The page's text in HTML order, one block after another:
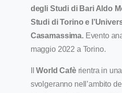
degli Studi di Bari Aldo
Studi di Torino e
Casamassima.Evento
maggio 2022 a Torino.
IlWorld Cafèrientra in
svolgeranno nell’ambito